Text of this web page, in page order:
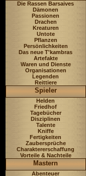
Die Rassen Barsaives
Dämonen
Passionen
Drachen
Kreaturen
Untote
Pflanzen
Persönlichkeiten
Das neue T'kambras
Artefakte
Waren und Dienste
Organisationen
Legenden
Reittiere
Spieler
Helden
Friedhof
Tagebücher
Disziplinen
Talente
Kniffe
Fertigkeiten
Zaubersprüche
Charaktererschaffung
Vorteile & Nachteile
Mastern
Abenteuer